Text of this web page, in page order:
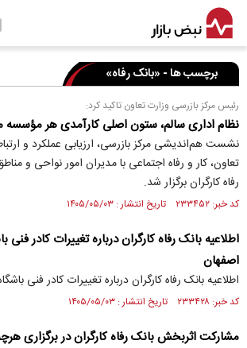
برچسب ها - «بانک رفاه»
رئیس مرکز بازرسی وزارت تعاون تاکید کرد:
نظام اداری سالم، ستون اصلی کارآمدی هر
نشست هم‌اندیشی مرکز بازرسی، ارزیابی عملکرد و
تعاون، کار و رفاه اجتماعی با مدیران امور نواحی و
رفاه کارگران برگزار شد.
کد خبر: ۲۳۳۴۵۲ تاریخ انتشار : ۱۴۰۵/۰۵/۰۳
اطلاعیه بانک رفاه کارگران درباره تغییرات کادر
اصفهان
اطلاعیه بانک رفاه کارگران درباره تغییرات کادر فنی
کد خبر: ۲۳۳۴۲۸ تاریخ انتشار : ۱۴۰۵/۰۵/۰۳
مشارکت اثربخش بانک رفاه کارگران در برگزاری